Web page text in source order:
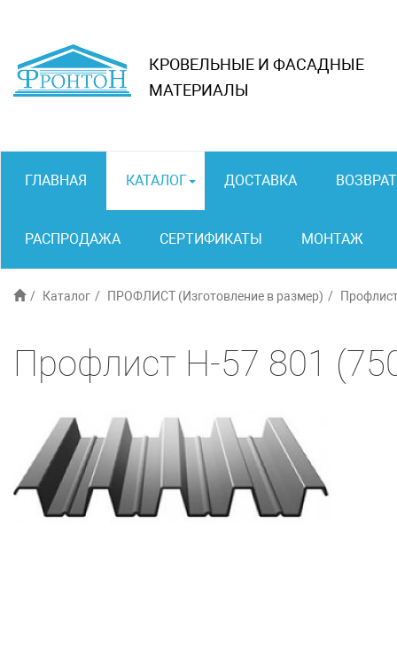
КРОВЕЛЬНЫЕ И ФАСАДНЫЕ
МАТЕРИАЛЫ
ГЛАВНАЯ КАТАЛОГ ДОСТАВКА ВОЗВРАТ
РАСПРОДАЖА СЕРТИФИКАТЫ МОНТАЖ
Каталог ПРОФЛИСТ (Изготовление в размер)
Профлист Н-57 801